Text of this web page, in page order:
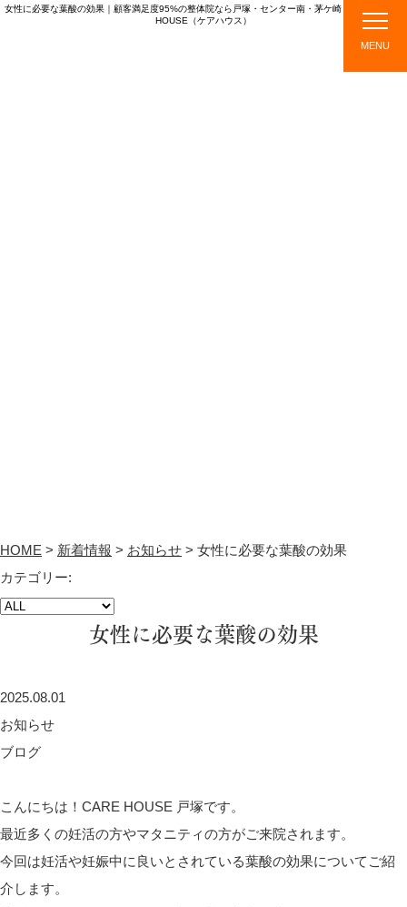
女性に必要な葉酸の効果｜顧客満足度95%の整体院なら戸塚・センター南・茅ケ崎・綱島のCARE
HOUSE（ケアハウス）
MENU
HOME > 新着情報 > お知らせ > 女性に必要な葉酸の効果
カテゴリー:
女性に必要な葉酸の効果
2025.08.01
お知らせ
ブログ
こんにちは！CARE HOUSE 戸塚です。
最近多くの妊活の方やマタニティの方がご来院されます。
今回は妊活や妊娠中に良いとされている葉酸の効果についてご紹
介します。